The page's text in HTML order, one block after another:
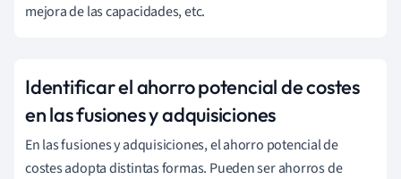
mejora de las capacidades, etc.
Identificar el ahorro potencial de costes
en las fusiones y adquisiciones
En las fusiones y adquisiciones, el ahorro potencial de
costes adopta distintas formas. Pueden ser ahorros de